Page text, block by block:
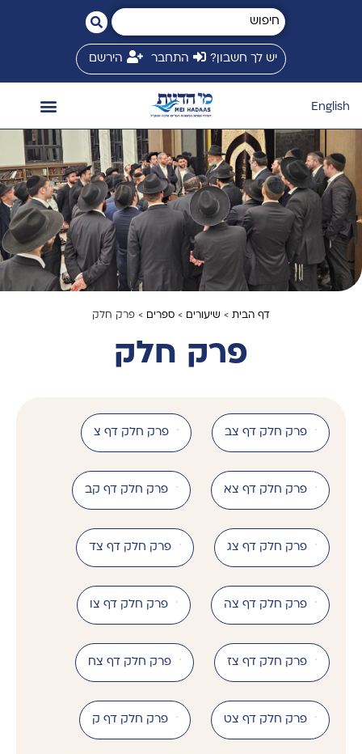
יש לך חשבון? התחבר הירשם
English
דף הבית > שיעורים > ספרים > פרק חלק
פרק חלק
פרק חלק דף צב פרק חלק דף צ
פרק חלק דף צא פרק חלק דף קב
פרק חלק דף צג פרק חלק דף צד
פרק חלק דף צה פרק חלק דף צו
פרק חלק דף צז פרק חלק דף צח
פרק חלק דף צט פרק חלק דף ק